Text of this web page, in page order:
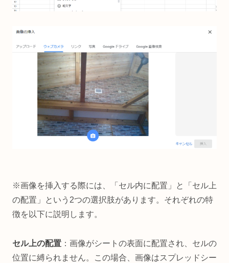
※画像を挿入する際には、「セル内に配置」と「セル上
の配置」という2つの選択肢があります。それぞれの特
徴を以下に説明します。
セル上の配置 ：画像がシートの表面に配置され、セルの
位置に縛られません。この場合、画像はスプレッドシー